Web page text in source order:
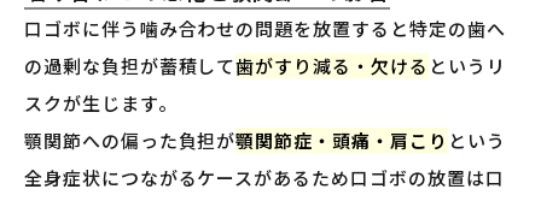
口ゴボに伴う噛み合わせの問題を放置すると特定の歯へ
の過剰な負担が蓄積して歯がすり減る・欠ける というリ
スクが生じます。
顎関節への偏った負担が顎関節症・頭痛・肩こり という
全身症状につながるケースがあるため口ゴボの放置は口